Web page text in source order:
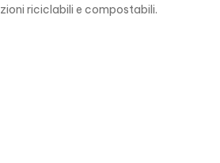
riciclabili e compostabili.